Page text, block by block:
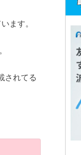
ます。
されてる